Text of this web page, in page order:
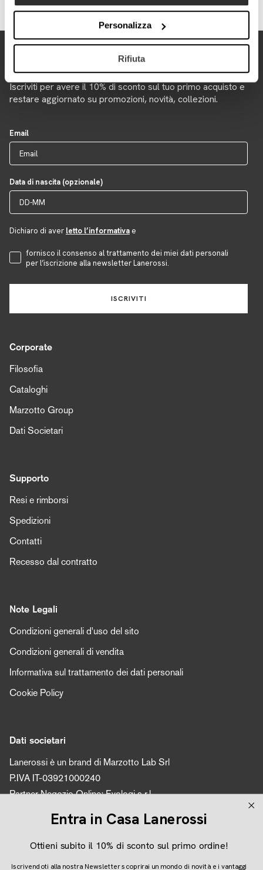
Personalizza
Rifiuta
Iscriviti per avere il 10% di sconto sul tuo primo acquisto e
restare aggiornato su promozioni, novità, collezioni.
Email
Data di nascita (opzionale)
Dichiaro di aver letto l’informativa e
Accettazione Privacy
fornisco il consenso al trattamento dei miei dati personali
per l’iscrizione alla newsletter Lanerossi.
ISCRIVITI
Corporate
Filosofia
Cataloghi
Marzotto Group
Dati Societari
Supporto
Resi e rimborsi
Spedizioni
Contatti
Recesso dal contratto
Note Legali
Condizioni generali d'uso del sito
Condizioni generali di vendita
Informativa sul trattamento dei dati personali
Cookie Policy
Dati societari
Lanerossi è un brand di Marzotto Lab Srl
P.IVA IT-03921000240
Partner Negozio Online: Evologi s.r.l.
Seguici
Entra in Casa Lanerossi
Ottieni subito il 10% di sconto sul primo ordine!
Iscrivendoti alla nostra Newsletter scoprirai un mondo di novità e i vantaggi